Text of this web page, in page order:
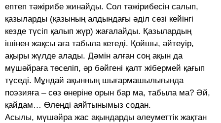
ептеп тәжірибе жинайды. Сол тәжірибесін салып,
қазыларды (қазының алдындағы әділ сөзі кейінгі
кезде түсіп қалып жүр) жағалайды. Қазылардың
ішінен жақсы аға табыла кетеді. Қойшы, әйтеуір,
ақыры жүлде алады. Дәмін алған соң ақын да
мүшәйраға төселіп, әр бәйгені қалт жібермей қағып
түседі. Мұндай ақынның шығармашылығында
поэзияға – сөз өнеріне орын бар ма, табыла ма? Әй,
қайдам… Өлеңді аяйтынымыз содан.
Асылы, мүшәйра жас ақындарды әлеуметтік жақтан